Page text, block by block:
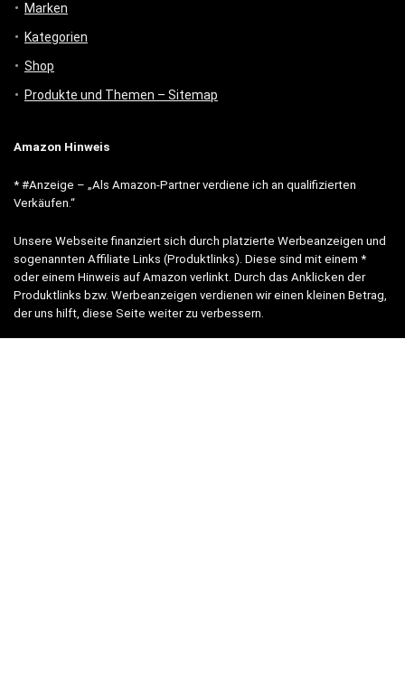
Marken
Kategorien
Shop
Produkte und Themen – Sitemap
Amazon Hinweis
* #Anzeige – „Als Amazon-Partner verdiene ich an qualifizierten
Verkäufen.“
Unsere Webseite finanziert sich durch platzierte Werbeanzeigen und
sogenannten Affiliate Links (Produktlinks). Diese sind mit einem *
oder einem Hinweis auf Amazon verlinkt. Durch das Anklicken der
Produktlinks bzw. Werbeanzeigen verdienen wir einen kleinen Betrag,
der uns hilft, diese Seite weiter zu verbessern.